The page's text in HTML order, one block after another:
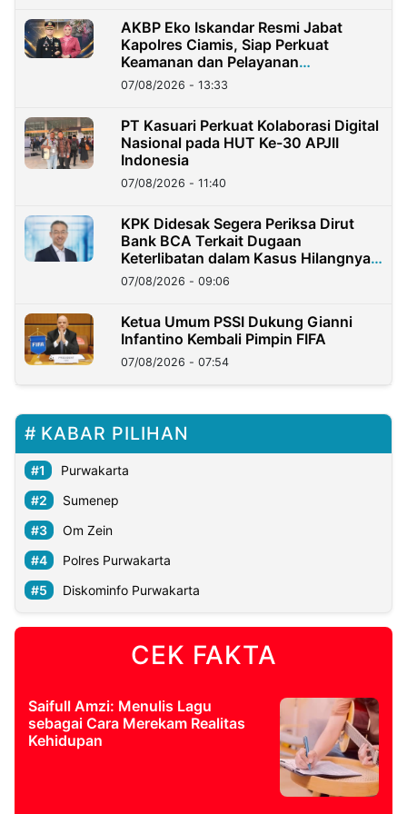
AKBP Eko Iskandar Resmi Jabat
Kapolres Ciamis, Siap Perkuat
Keamanan dan Pelayanan
Masyarakat
07/08/2026 - 13:33
PT Kasuari Perkuat Kolaborasi Digital
Nasional pada HUT Ke-30 APJII
Indonesia
07/08/2026 - 11:40
KPK Didesak Segera Periksa Dirut
Bank BCA Terkait Dugaan
Keterlibatan dalam Kasus Hilangnya
Dana Nasabah Rp2,58 Miliar
07/08/2026 - 09:06
Ketua Umum PSSI Dukung Gianni
Infantino Kembali Pimpin FIFA
07/08/2026 - 07:54
KABAR PILIHAN
Purwakarta
Sumenep
Om Zein
Polres Purwakarta
Diskominfo Purwakarta
CEK FAKTA
Saifull Amzi: Menulis Lagu
sebagai Cara Merekam Realitas
Kehidupan